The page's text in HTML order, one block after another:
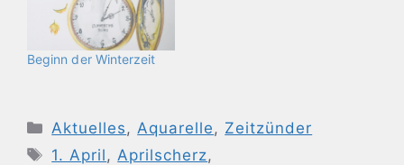
Beginn der Winterzeit
Kategorien
Aktuelles , Aquarelle , Zeitzünder
Schlagwörter
1. April , Aprilscherz,